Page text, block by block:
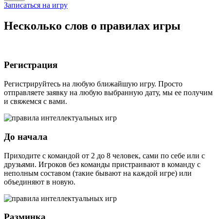
Записаться на игру
Несколько слов о правилах игры
Регистрация
Регистрируйтесь на любую ближайшую игру. Просто
отправляете заявку на любую выбранную дату, мы ее получим
и свяжемся с вами.
До начала
Приходите с командой от 2 до 8 человек, сами по себе или с
друзьями. Игроков без команды пристраивают в команду с
неполным составом (такие бывают на каждой игре) или
объединяют в новую.
Разминка